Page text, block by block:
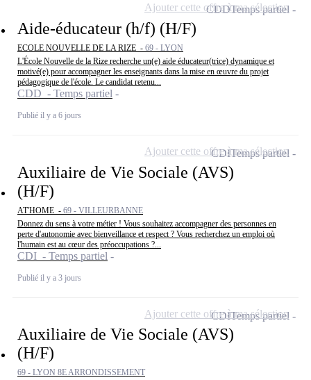
Aide-éducateur (h/f) (H/F)
ECOLE NOUVELLE DE LA RIZE - 69 - LYON
L'École Nouvelle de la Rize recherche un(e) aide éducateur(trice) dynamique et
motivé(e) pour accompagner les enseignants dans la mise en œuvre du projet
pédagogique de l'école. Le candidat retenu...
CDD - Temps partiel
Publié il y a 6 jours
CDDTemps partiel
Ajouter cette offre à ma sélection
Auxiliaire de Vie Sociale (AVS)
(H/F)
AT'HOME - 69 - VILLEURBANNE
Donnez du sens à votre métier ! Vous souhaitez accompagner des personnes en
perte d'autonomie avec bienveillance et respect ? Vous recherchez un emploi où
l'humain est au cœur des préoccupations ?...
CDI - Temps partiel
Publié il y a 3 jours
CDITemps partiel
Ajouter cette offre à ma sélection
Auxiliaire de Vie Sociale (AVS)
(H/F)
69 - LYON 8E ARRONDISSEMENT
CDITemps partiel
Ajouter cette offre à ma sélection